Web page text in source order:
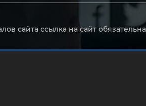
сайта ссылка на сайт обязательна